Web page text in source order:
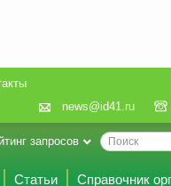
news@id41.ru
запросов
Статьи
Справочник